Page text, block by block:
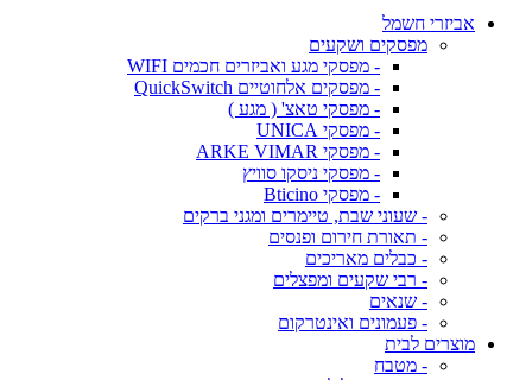
אביזרי חשמל
מפסקים ושקעים
- מפסקי מגע ואביזרים חכמים WIFI
- מפסקים אלחוטיים QuickSwitch
- מפסקי טאצ' ( מגע )
- מפסקי UNICA
- מפסקי ARKE VIMAR
- מפסקי ניסקו סוויץ
- מפסקי Bticino
- שעוני שבת, טיימרים ומגני ברקים
- תאורת חירום ופנסים
- כבלים מאריכים
- רבי שקעים ומפצלים
- שנאים
- פעמונים ואינטרקום
מוצרים לבית
- מטבח